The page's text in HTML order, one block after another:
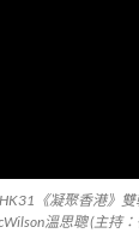
《凝聚香港》
溫思聰 (主持